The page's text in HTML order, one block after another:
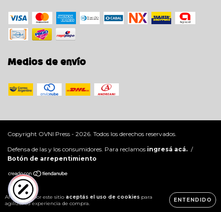
Al navegar por este sitio aceptás el uso de cookies para
agilizar tu experiencia de compra.
ENTENDIDO
Medios de envío
Copyright OVNI Press - 2026. Todos los derechos reservados.
Defensa de las y los consumidores. Para reclamos ingresá acá. /
Botón de arrepentimiento